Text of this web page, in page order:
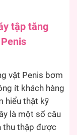
tập tăng
vật Penis bơm
ít khách hàng
hiểu thật kỹ
là một số câu
thu thập được